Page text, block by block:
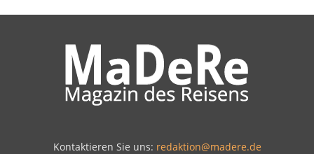
Kontaktieren Sie uns: redaktion@madere.de